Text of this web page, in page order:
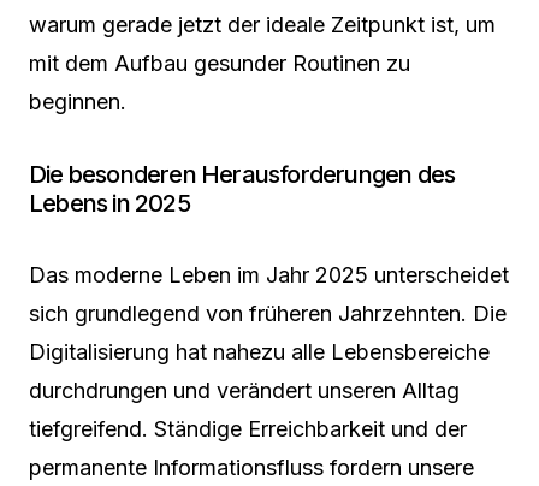
warum gerade jetzt der ideale Zeitpunkt ist, um
mit dem Aufbau gesunder Routinen zu
beginnen.
Die besonderen Herausforderungen des
Lebens in 2025
Das moderne Leben im Jahr 2025 unterscheidet
sich grundlegend von früheren Jahrzehnten. Die
Digitalisierung hat nahezu alle Lebensbereiche
durchdrungen und verändert unseren Alltag
tiefgreifend. Ständige Erreichbarkeit und der
permanente Informationsfluss fordern unsere